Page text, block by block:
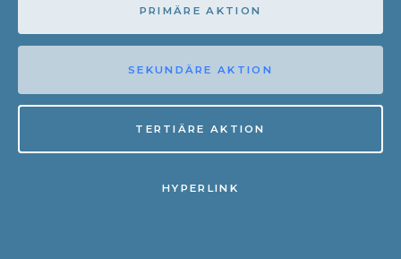
PRIMÄRE AKTION
SEKUNDÄRE AKTION
TERTIÄRE AKTION
HYPERLINK